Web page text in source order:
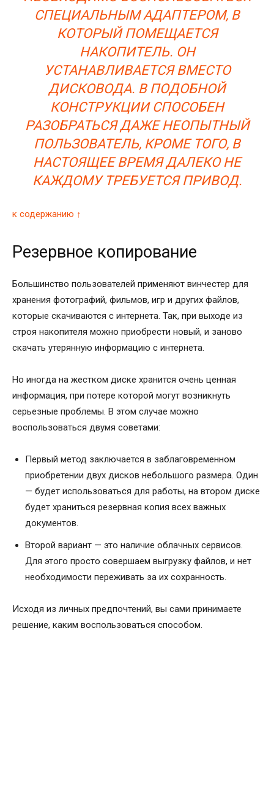
СПЕЦИАЛЬНЫМ АДАПТЕРОМ, В
КОТОРЫЙ ПОМЕЩАЕТСЯ
НАКОПИТЕЛЬ. ОН
УСТАНАВЛИВАЕТСЯ ВМЕСТО
ДИСКОВОДА. В ПОДОБНОЙ
КОНСТРУКЦИИ СПОСОБЕН
РАЗОБРАТЬСЯ ДАЖЕ НЕОПЫТНЫЙ
ПОЛЬЗОВАТЕЛЬ, КРОМЕ ТОГО, В
НАСТОЯЩЕЕ ВРЕМЯ ДАЛЕКО НЕ
КАЖДОМУ ТРЕБУЕТСЯ ПРИВОД.
к содержанию ↑
Резервное копирование
Большинство пользователей применяют винчестер для
хранения фотографий, фильмов, игр и других файлов,
которые скачиваются с интернета. Так, при выходе из
строя накопителя можно приобрести новый, и заново
скачать утерянную информацию с интернета.
Но иногда на жестком диске хранится очень ценная
информация, при потере которой могут возникнуть
серьезные проблемы. В этом случае можно
воспользоваться двумя советами:
Первый метод заключается в заблаговременном
приобретении двух дисков небольшого размера. Один
— будет использоваться для работы, на втором диске
будет храниться резервная копия всех важных
документов.
Второй вариант — это наличие облачных сервисов.
Для этого просто совершаем выгрузку файлов, и нет
необходимости переживать за их сохранность.
Исходя из личных предпочтений, вы сами принимаете
решение, каким воспользоваться способом.